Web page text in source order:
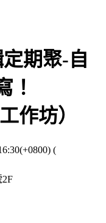
期聚-自
！
作坊）
(
2F